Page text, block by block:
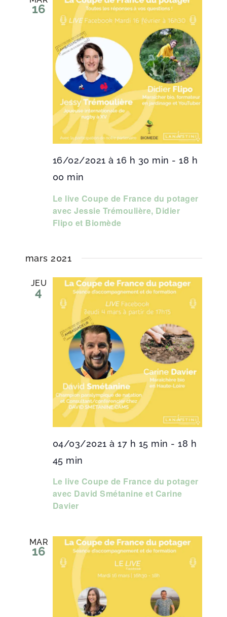
16
Le live Coupe de France du potager
avec Jessie Trémoulière, Didier
Flipo et Biomède
16/02/2021 à 16 h 30 min - 18 h
00 min
mars 2021
JEU
4
Le live Coupe de France du potager
avec David Smétanine et Carine
Davier
04/03/2021 à 17 h 15 min - 18 h
45 min
MAR
16